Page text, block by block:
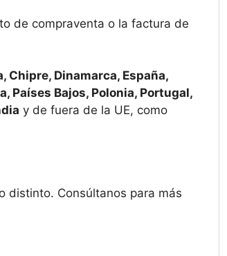
de compraventa o la factura de
Chipre, Dinamarca, España,
Países Bajos, Polonia, Portugal,
y de fuera de la UE, como
distinto. Consúltanos para más